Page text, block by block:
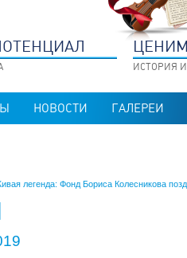
ИСТОРИЯ
НОВОСТИ ГАЛЕРЕИ
легенда: Фонд Бориса Колесникова